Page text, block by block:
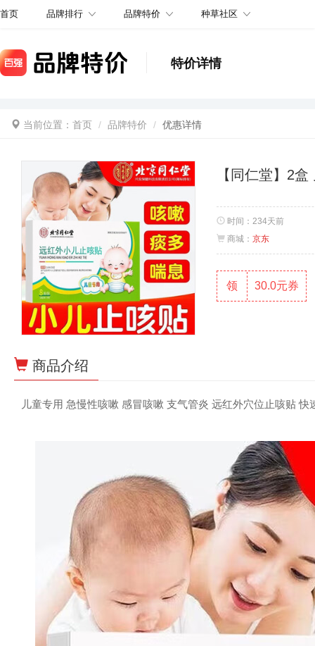
首页 品牌排行 品牌特价 种草社区
特价详情
当前位置： 首页 品牌特价 优惠详情
【同仁堂】2
时间： 234天前
商城： 京东
领 30.0元券
商品介绍
儿童专用 急慢性咳嗽 感冒咳嗽 支气管炎 远红外穴位止咳贴 快